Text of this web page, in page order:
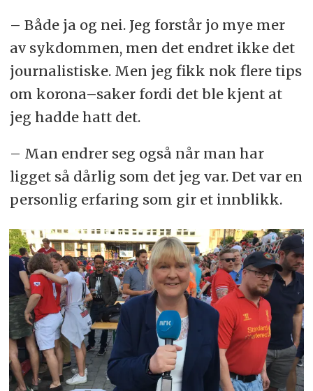
– Både ja og nei. Jeg forstår jo mye mer
av sykdommen, men det endret ikke det
journalistiske. Men jeg fikk nok flere tips
om korona–saker fordi det ble kjent at
jeg hadde hatt det.
– Man endrer seg også når man har
ligget så dårlig som det jeg var. Det var en
personlig erfaring som gir et innblikk.